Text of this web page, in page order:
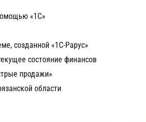
«1C»
созданной «1С-Рарус»
состояние финансов
продажи»
области